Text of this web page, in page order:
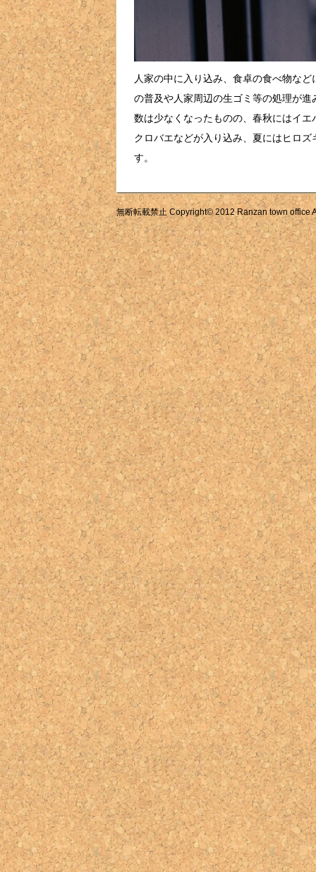
人家の中に入り込み、食卓の食べ物な
の普及や人家周辺の生ゴミ等の処理が
数は少なくなったものの、春秋にはイ
クロバエなどが入り込み、夏にはヒロ
す。
無断転載禁止 Copyright© 2012 Ranzan town office